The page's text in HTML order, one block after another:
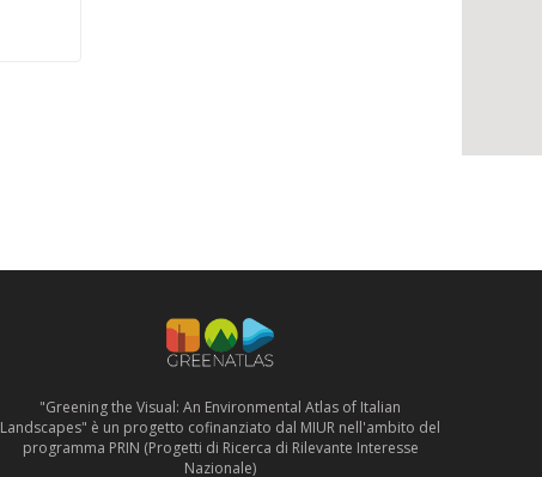
"Greening the Visual: An Environmental Atlas of Italian
Landscapes" è un progetto cofinanziato dal MIUR nell'ambito del
programma PRIN (Progetti di Ricerca di Rilevante Interesse
Nazionale)